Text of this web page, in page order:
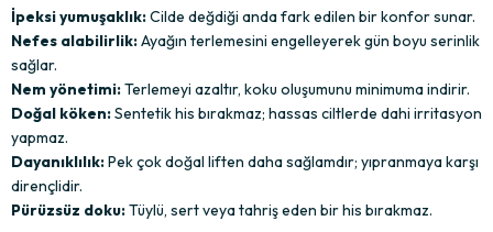
İpeksi yumuşaklık:Cilde değdiği anda fark edilen bir konfor sunar.
Nefes alabilirlik:Ayağın terlemesini engelleyerek gün boyu serinlik
sağlar.
Nem yönetimi:Terlemeyi azaltır, koku oluşumunu minimuma indirir.
Doğal köken:Sentetik his bırakmaz; hassas ciltlerde dahi irritasyon
yapmaz.
Dayanıklılık:Pek çok doğal liften daha sağlamdır; yıpranmaya karşı
dirençlidir.
Pürüzsüz doku:Tüylü, sert veya tahriş eden bir his bırakmaz.